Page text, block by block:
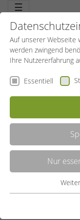
☰
PRÄVENTION
Gruppenteilnehmer
unterstützen.
Stundenaufbau,
Entwicklung eines
Lebensstils.
Auf unserer Webseite
werden zwingend
Ihre Nutzererfahrung
Essentiell
Nur
Essentielle